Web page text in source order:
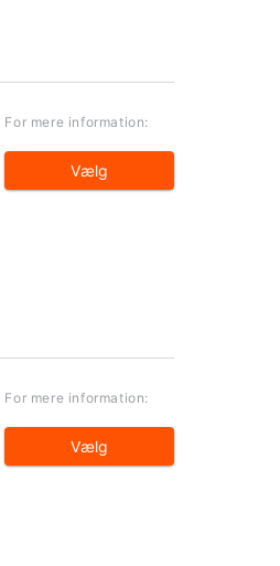
For mere information:
Vælg
For mere information:
Vælg